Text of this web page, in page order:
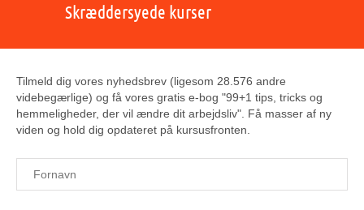
Skræddersyede kurser
Tilmeld dig vores nyhedsbrev (ligesom 28.576 andre
videbegærlige) og få vores gratis e-bog "99+1 tips, tricks og
hemmeligheder, der vil ændre dit arbejdsliv". Få masser af ny
viden og hold dig opdateret på kursusfronten.